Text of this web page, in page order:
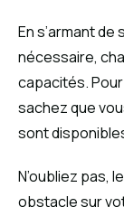
En s’armant
nécessaire,
capacités.
sachez que
sont
N’oubliez pas,
obstacle sur